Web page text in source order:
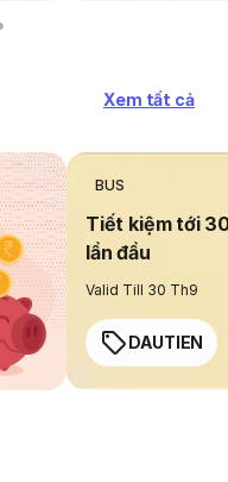
Xem tất cả
BUS
Tiết kiệm tới
lần đầu
Valid Till 30 Th9
DAUTIEN